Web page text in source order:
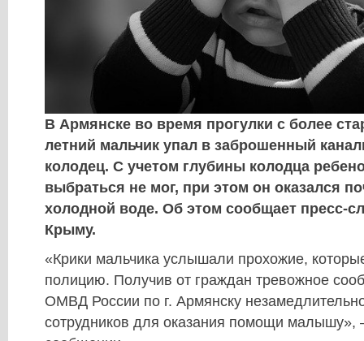
В Армянске во время прогулки с более
летний мальчик упал в заброшенный
колодец. С учетом глубины колодца
выбраться не мог, при этом он оказался
холодной воде. Об этом сообщает пресс-
Крыму.
«Крики мальчика услышали прохожие,
полицию. Получив от граждан тревожное
ОМВД России по г. Армянску
сотрудников для оказания помощи малышу»,